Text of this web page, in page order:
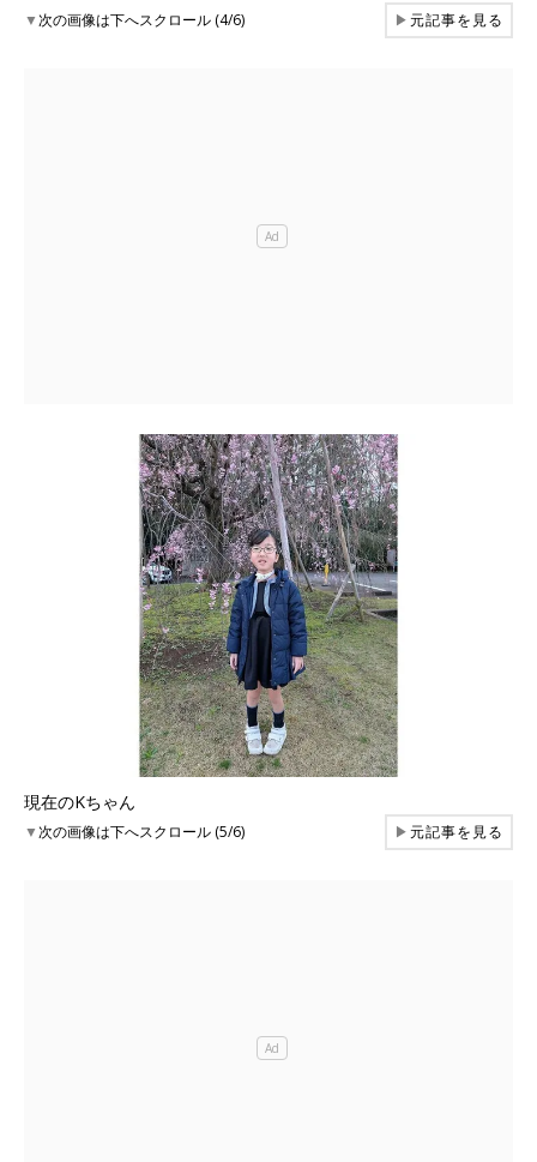
▼次の画像は下へスクロール (4/6) ▶元記事を見る
現在のKちゃん
▼次の画像は下へスクロール (5/6) ▶元記事を見る